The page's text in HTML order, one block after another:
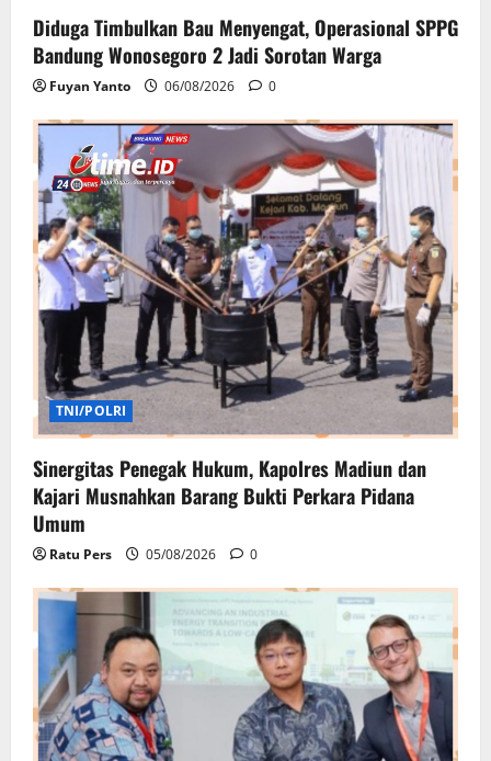
Diduga Timbulkan Bau Menyengat, Operasional SPPG
Bandung Wonosegoro 2 Jadi Sorotan Warga
Fuyan Yanto 06/08/2026 0
TNI/POLRI
Sinergitas Penegak Hukum, Kapolres Madiun dan
Kajari Musnahkan Barang Bukti Perkara Pidana
Umum
Ratu Pers 05/08/2026 0